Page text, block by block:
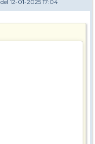
del 12-01-2025 17:04